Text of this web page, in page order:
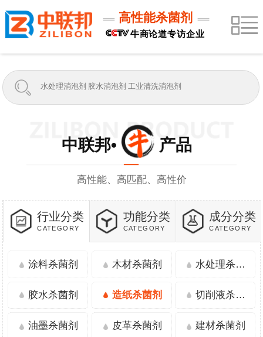
高性能杀菌剂
牛商论道专访企业
中联邦• 产品
高性能、高匹配、高性价
行业分类
CATEGORY
涂料杀菌剂 木材杀菌剂 水处理杀菌剂
胶水杀菌剂 造纸杀菌剂 切削液杀菌剂
油墨杀菌剂 皮革杀菌剂 建材杀菌剂
功能分类
CATEGORY
成分分类
CATEGORY